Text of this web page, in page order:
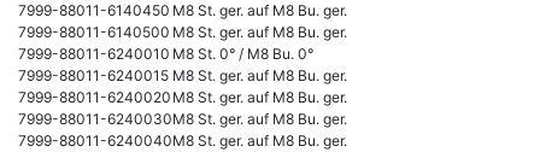
7999-88011-6140450 M8 St. ger. auf M8 Bu. ger.
7999-88011-6140500 M8 St. ger. auf M8 Bu. ger.
7999-88011-6240010 M8 St. 0° / M8 Bu. 0°
7999-88011-6240015 M8 St. ger. auf M8 Bu. ger.
7999-88011-6240020 M8 St. ger. auf M8 Bu. ger.
7999-88011-6240030M8 St. ger. auf M8 Bu. ger.
7999-88011-6240040M8 St. ger. auf M8 Bu. ger.